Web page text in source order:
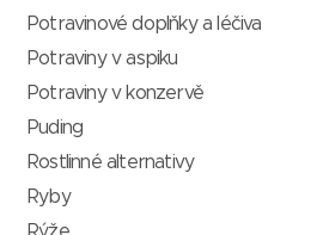
Potravinové doplňky a léčiva
Potraviny v aspiku
Potraviny v konzervě
Puding
Rostlinné alternativy
Ryby